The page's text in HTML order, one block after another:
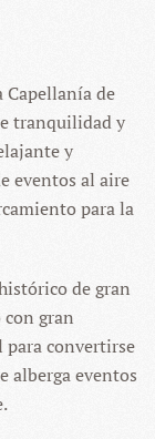
Capellanía de
tranquilidad y
y
eventos al aire
para la
de gran
gran
para convertirse
alberga eventos